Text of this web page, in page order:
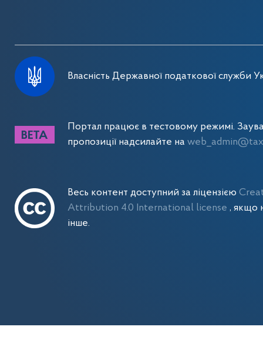
Власність Державної податкової служби
Портал працює в тестовому режимі.
пропозиції надсилайте на
Весь контент доступний за ліцензією
Attribution 4.0 International license , якщо
інше.